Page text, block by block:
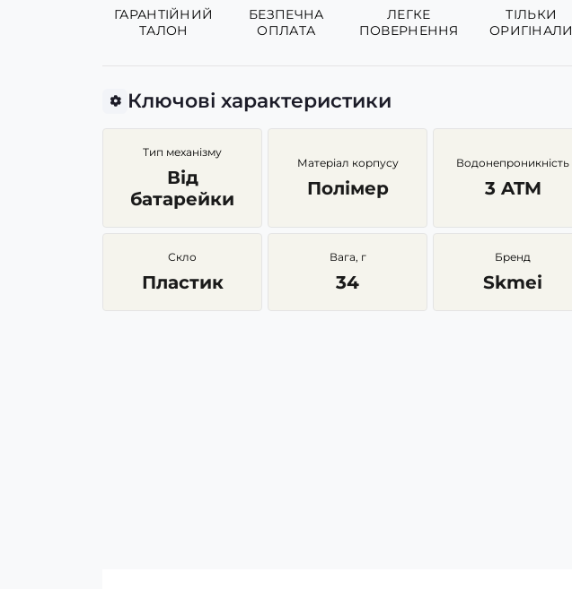
ГАРАНТІЙНИЙ
ТАЛОН
БЕЗПЕЧНА
ОПЛАТА
ЛЕГКЕ
ПОВЕРНЕННЯ
ТІЛЬКИ
ОРИГІНАЛИ
Ключові характеристики
Тип механізму
Від
батарейки
Матеріал корпусу
Полімер
Водонепроникність
3 ATM
Скло
Пластик
Вага, г
34
Бренд
Skmei